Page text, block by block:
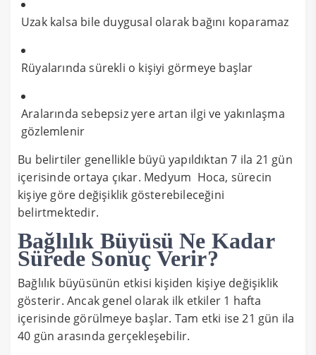
Uzak kalsa bile duygusal olarak bağını koparamaz
Rüyalarında sürekli o kişiyi görmeye başlar
Aralarında sebepsiz yere artan ilgi ve yakınlaşma
gözlemlenir
Bu belirtiler genellikle büyü yapıldıktan 7 ila 21 gün
içerisinde ortaya çıkar. Medyum Hoca, sürecin
kişiye göre değişiklik gösterebileceğini
belirtmektedir.
Bağlılık Büyüsü Ne Kadar
Sürede Sonuç Verir?
Bağlılık büyüsünün etkisi kişiden kişiye değişiklik
gösterir. Ancak genel olarak ilk etkiler 1 hafta
içerisinde görülmeye başlar. Tam etki ise 21 gün ila
40 gün arasında gerçekleşebilir.